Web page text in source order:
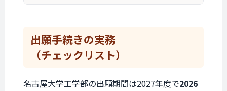
出願手続きの実務
（チェックリスト）
名古屋大学工学部の出願期間は2027年度で2026